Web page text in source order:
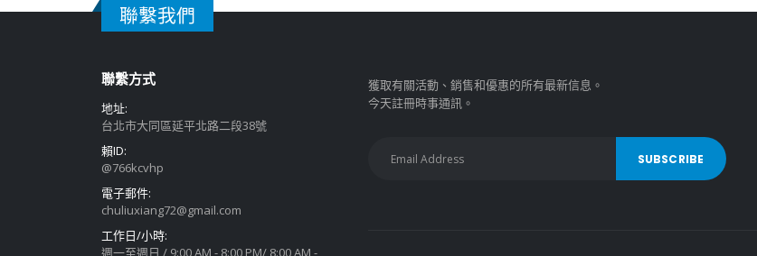
聯繫我們
聯繫方式
地址:
台北市大同區延平北路二段38號
賴ID:
@766kcvhp
電子郵件:
chuliuxiang72@gmail.com
工作日/小時:
週一至週日 / 9:00 AM - 8:00 PM/ 8:00 AM -
獲取有關活動、銷售和優惠的所有最新信息。
今天註冊時事通訊。